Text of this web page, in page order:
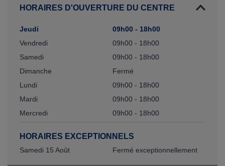
HORAIRES D'OUVERTURE DU CENTRE
Jeudi
09h00 - 18h00
Vendredi
09h00 - 18h00
Samedi
09h00 - 18h00
Dimanche
Fermé
Lundi
09h00 - 18h00
Mardi
09h00 - 18h00
Mercredi
09h00 - 18h00
HORAIRES EXCEPTIONNELS
Samedi 15 Août Fermé exceptionnellement